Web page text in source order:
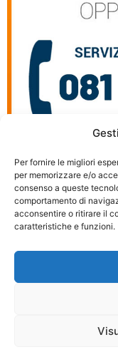
Per fornire le migliori
per memorizzare e/o
consenso a queste
comportamento di
acconsentire o ritirare il
caratteristiche e funzioni.
© 2026
Questo è un sito Web
questo sito Web e sono